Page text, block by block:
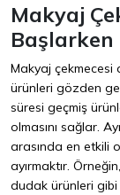
Makyaj
Başlarken
Makyaj çekmecesi
ürünleri gözden
süresi geçmiş
olmasını sağlar.
arasında en etkili
ayırmaktır.
dudak ürünleri